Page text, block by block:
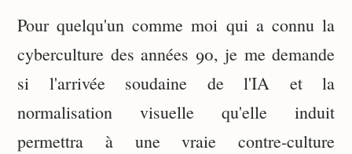
Pour quelqu'un comme moi qui a connu la
cyberculture des années 90, je me demande
si l'arrivée soudaine de l'IA et la
normalisation visuelle qu'elle induit
permettra à une vraie contre-culture